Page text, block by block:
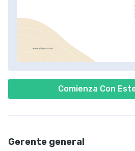
Comienza Con
Gerente general